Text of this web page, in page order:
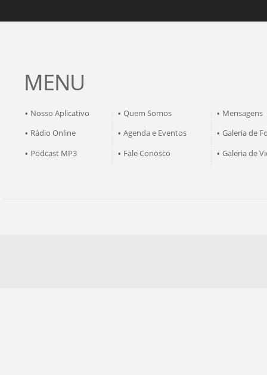
MENU
• Nosso Aplicativo • Quem Somos • Mensagens
• Rádio Online • Agenda e Eventos • Galeria de
• Podcast MP3 • Fale Conosco • Galeria de